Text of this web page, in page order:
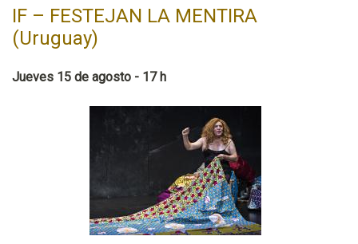
IF – FESTEJAN LA MENTIRA
(Uruguay)
Jueves 15 de agosto - 17 h